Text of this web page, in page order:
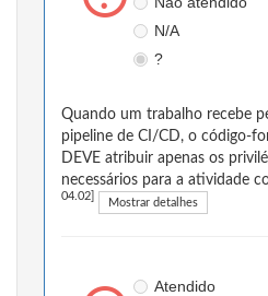
N/A
?
Quando um trabalho recebe
pipeline de CI/CD, o código-
DEVE atribuir apenas os
necessários para a atividade
04.02] Mostrar detalhes
Atendido